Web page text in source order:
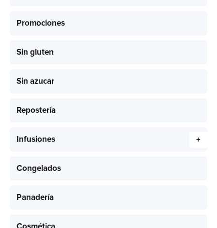
Promociones
Sin gluten
Sin azucar
Repostería
Infusiones +
Congelados
Panadería